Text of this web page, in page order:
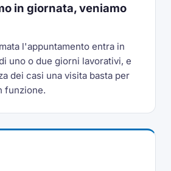
in giornata, veniamo
l'appuntamento entra in
uno o due giorni lavorativi, e
dei casi una visita basta per
funzione.